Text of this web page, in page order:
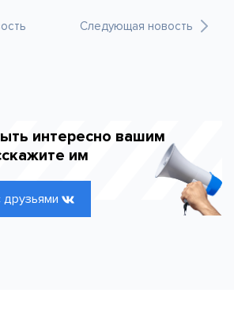
Следующая новость
интересно вашим
им